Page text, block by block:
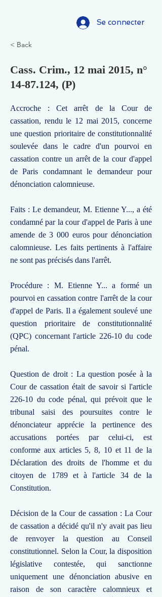
Se connecter
< Back
Cass. Crim., 12 mai 2015, n°
14-87.124, (P)
Accroche : Cet arrêt de la Cour de
cassation, rendu le 12 mai 2015, concerne
une question prioritaire de constitutionnalité
soulevée dans le cadre d'un pourvoi en
cassation contre un arrêt de la cour d'appel
de Paris condamnant le demandeur pour
dénonciation calomnieuse.
Faits : Le demandeur, M. Etienne Y..., a été
condamné par la cour d'appel de Paris à une
amende de 3 000 euros pour dénonciation
calomnieuse. Les faits pertinents à l'affaire
ne sont pas précisés dans l'arrêt.
Procédure : M. Etienne Y... a formé un
pourvoi en cassation contre l'arrêt de la cour
d'appel de Paris. Il a également soulevé une
question prioritaire de constitutionnalité
(QPC) concernant l'article 226-10 du code
pénal.
Question de droit : La question posée à la
Cour de cassation était de savoir si l'article
226-10 du code pénal, qui prévoit que le
tribunal saisi des poursuites contre le
dénonciateur apprécie la pertinence des
accusations portées par celui-ci, est
conforme aux articles 5, 8, 10 et 11 de la
Déclaration des droits de l'homme et du
citoyen de 1789 et à l'article 34 de la
Constitution.
Décision de la Cour de cassation : La Cour
de cassation a décidé qu'il n'y avait pas lieu
de renvoyer la question au Conseil
constitutionnel. Selon la Cour, la disposition
législative contestée, qui sanctionne
uniquement une dénonciation abusive en
raison de son caractère calomnieux et